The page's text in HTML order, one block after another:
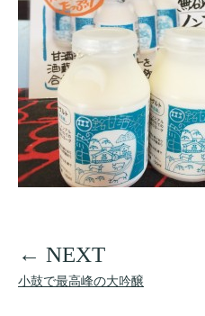
小鼓で最高峰の大吟醸